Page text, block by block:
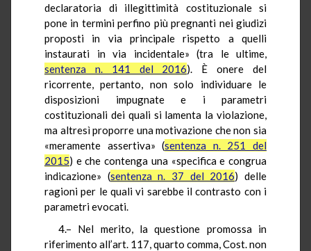
declaratoria di illegittimità costituzionale si
pone in termini perfino più pregnanti nei giudizi
proposti in via principale rispetto a quelli
instaurati in via incidentale» (tra le ultime,
sentenza n. 141 del 2016). È onere del
ricorrente, pertanto, non solo individuare le
disposizioni impugnate e i parametri
costituzionali dei quali si lamenta la violazione,
ma altresì proporre una motivazione che non sia
«meramente assertiva» (sentenza n. 251 del
2015) e che contenga una «specifica e congrua
indicazione» (sentenza n. 37 del 2016) delle
ragioni per le quali vi sarebbe il contrasto con i
parametri evocati.
4.– Nel merito, la questione promossa in
riferimento all’art. 117, quarto comma, Cost. non